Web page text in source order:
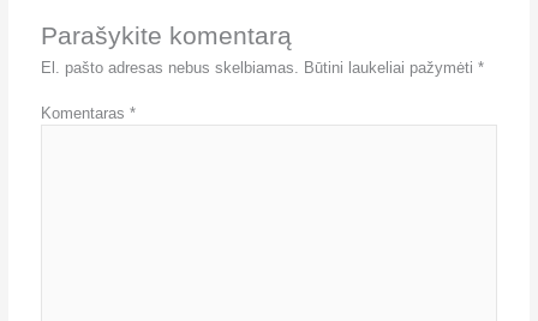
Parašykite komentarą
El. pašto adresas nebus skelbiamas. Būtini laukeliai pažymėti*
Komentaras*